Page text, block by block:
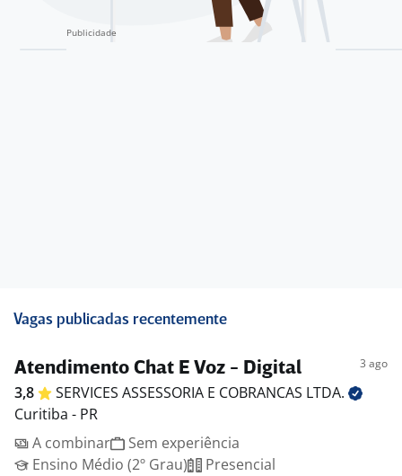
Vagas publicadas recentemente
Atendimento Chat E Voz - Digital 3 ago
3,8 SERVICES ASSESSORIA E COBRANCAS LTDA.
Curitiba - PR
A combinar
Sem experiência
Ensino Médio (2º Grau)
Presencial